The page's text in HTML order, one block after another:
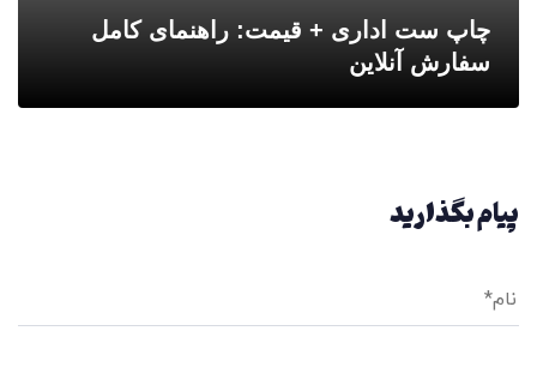
چاپ ست اداری + قیمت: راهنمای کامل
سفارش آنلاین
پیام بگذارید